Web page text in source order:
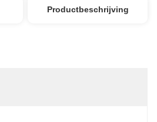
Productbeschrijving